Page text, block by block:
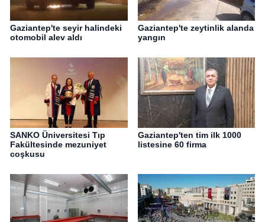
Gaziantep'te seyir halindeki
otomobil alev aldı
Gaziantep'te zeytinlik alanda
yangın
SANKO Üniversitesi Tıp
Fakültesinde mezuniyet
coşkusu
Gaziantep'ten tim ilk 1000
listesine 60 firma